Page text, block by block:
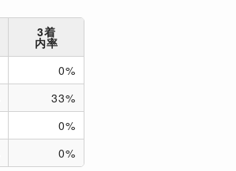
3着
内率
0%
33%
0%
0%